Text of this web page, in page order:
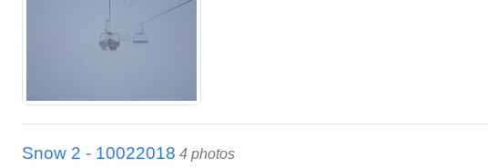
Snow 2 - 10022018 4 photos